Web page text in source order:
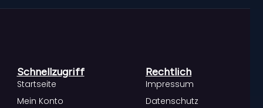
Schnellzugriff
Startseite
Mein Konto
Rechtlich
Impressum
Datenschutz